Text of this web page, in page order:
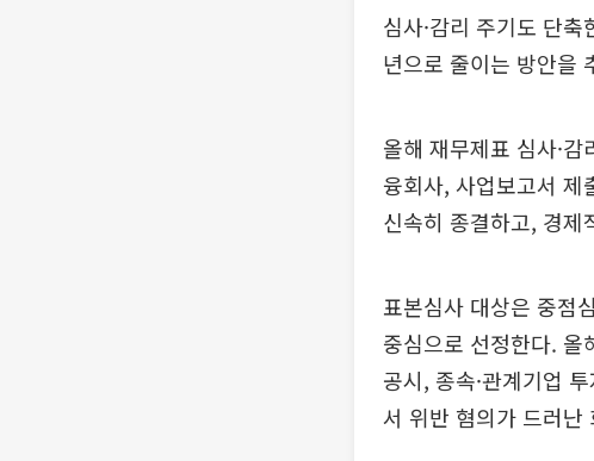
심사·감리 주기도 단
년으로 줄이는 방안을
올해 재무제표 심사·
융회사, 사업보고서 제
신속히 종결하고, 경제
표본심사 대상은 중점
중심으로 선정한다. 올
공시, 종속·관계기업
서 위반 혐의가 드러난